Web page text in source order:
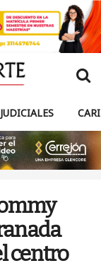
JUDICIALES
centro